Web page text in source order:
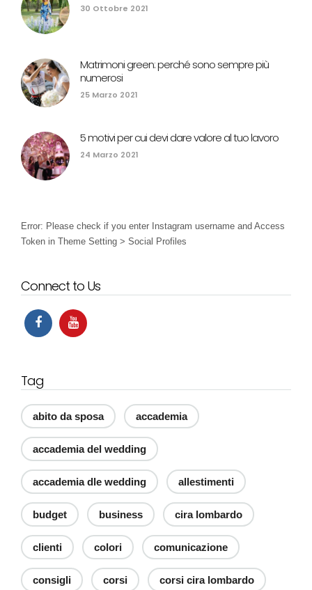
30 Ottobre 2021
Matrimoni green: perché sono sempre più
numerosi
25 Marzo 2021
5 motivi per cui devi dare valore al tuo lavoro
24 Marzo 2021
Error: Please check if you enter Instagram username and Access
Token in Theme Setting > Social Profiles
Connect to Us
Tag
abito da sposa accademia
accademia del wedding
accademia dle wedding allestimenti
budget business cira lombardo
clienti colori comunicazione
consigli corsi corsi cira lombardo